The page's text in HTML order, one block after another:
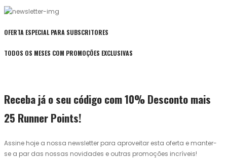
OFERTA ESPECIAL PARA SUBSCRITORES
TODOS OS MESES COM PROMOÇÕES EXCLUSIVAS
Receba já o seu código com 10% Desconto mais
25 Runner Points!
Assine hoje a nossa newsletter para aproveitar esta oferta e manter-
se a par das nossas novidades e outras promoções incríveis!